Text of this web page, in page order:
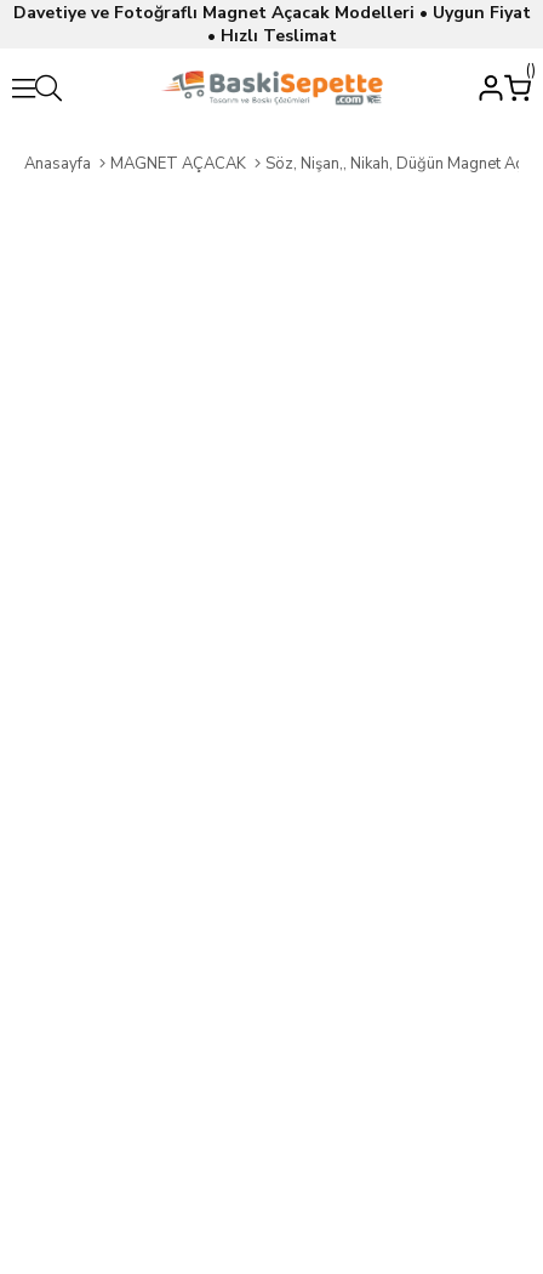
Davetiye ve Fotoğraflı Magnet Açacak Modelleri • Uygun Fiyat
• Hızlı Teslimat
Anasayfa MAGNET AÇACAK Söz, Nişan,, Nikah, Düğün Magnet